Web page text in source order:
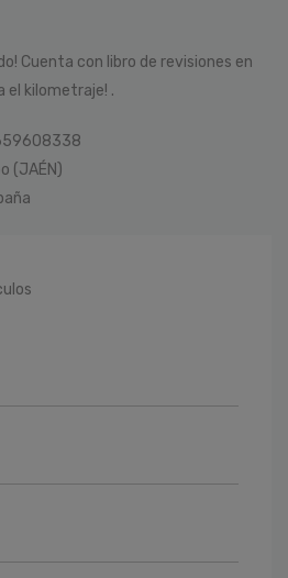
Cuenta con libro de revisiones en
el kilometraje! .
(JAÉN)